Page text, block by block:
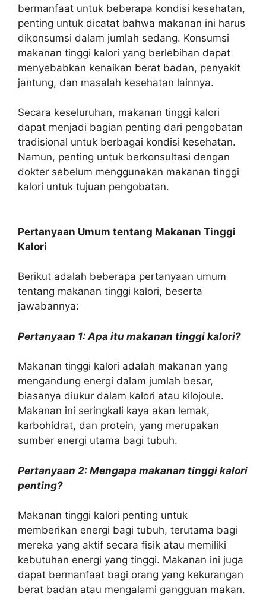
bermanfaat untuk beberapa kondisi kesehatan,
penting untuk dicatat bahwa makanan ini harus
dikonsumsi dalam jumlah sedang. Konsumsi
makanan tinggi kalori yang berlebihan dapat
menyebabkan kenaikan berat badan, penyakit
jantung, dan masalah kesehatan lainnya.
Secara keseluruhan, makanan tinggi kalori
dapat menjadi bagian penting dari pengobatan
tradisional untuk berbagai kondisi kesehatan.
Namun, penting untuk berkonsultasi dengan
dokter sebelum menggunakan makanan tinggi
kalori untuk tujuan pengobatan.
Pertanyaan Umum tentang Makanan Tinggi
Kalori
Berikut adalah beberapa pertanyaan umum
tentang makanan tinggi kalori, beserta
jawabannya:
Pertanyaan 1: Apa itu makanan tinggi kalori?
Makanan tinggi kalori adalah makanan yang
mengandung energi dalam jumlah besar,
biasanya diukur dalam kalori atau kilojoule.
Makanan ini seringkali kaya akan lemak,
karbohidrat, dan protein, yang merupakan
sumber energi utama bagi tubuh.
Pertanyaan 2: Mengapa makanan tinggi kalori
penting?
Makanan tinggi kalori penting untuk
memberikan energi bagi tubuh, terutama bagi
mereka yang aktif secara fisik atau memiliki
kebutuhan energi yang tinggi. Makanan ini juga
dapat bermanfaat bagi orang yang kekurangan
berat badan atau mengalami gangguan makan.